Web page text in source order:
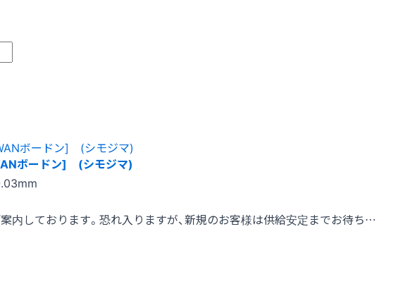
ボードン] (シモジマ)
内しております。恐れ入りますが、新規のお客様は供給安定までお待ち…